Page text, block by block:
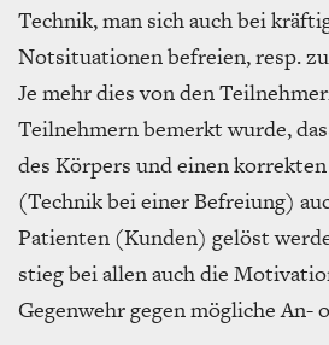
Technik, man sich auch bei
Notsituationen befreien, resp.
Je mehr dies von den
Teilnehmern bemerkt wurde,
des Körpers und einen
(Technik bei einer Befreiung)
Patienten (Kunden) gelöst
stieg bei allen auch die
Gegenwehr gegen mögliche An-